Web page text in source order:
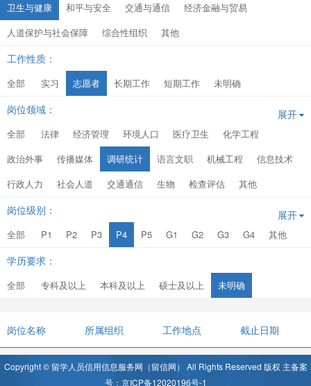
卫生与健康
和平与安全 交通与通信
经济金融与贸易
人道保护与社会保障
综合性组织 其他
工作性质：
全部 实习 志愿者 长期工作 短期工作 未明确
岗位领域：
全部 法律 经济管理 环境人口 医疗卫生
化学工程
政治外事
传播媒体 调研统计 语言文职 机械工程
信息技术
行政人力
社会人道 交通通信 生物 检查评估 其他
展开
岗位级别：
全部 P1 P2 P3 P4 P5 G1 G2 G3 G4 其他
展开
学历要求：
全部 专科及以上 本科及以上 硕士及以上 未明确
岗位名称 所属组织 工作地点 截止日期
Copyright © 留学人员信用信息服务网（留信网） All Rights Reserved 版权 主备案
号：京ICP备12020196号-1